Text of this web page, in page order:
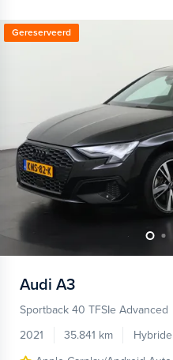
Gereserveerd
Audi A3
Sportback 40 TFSIe Advanced
2021
35.841 km